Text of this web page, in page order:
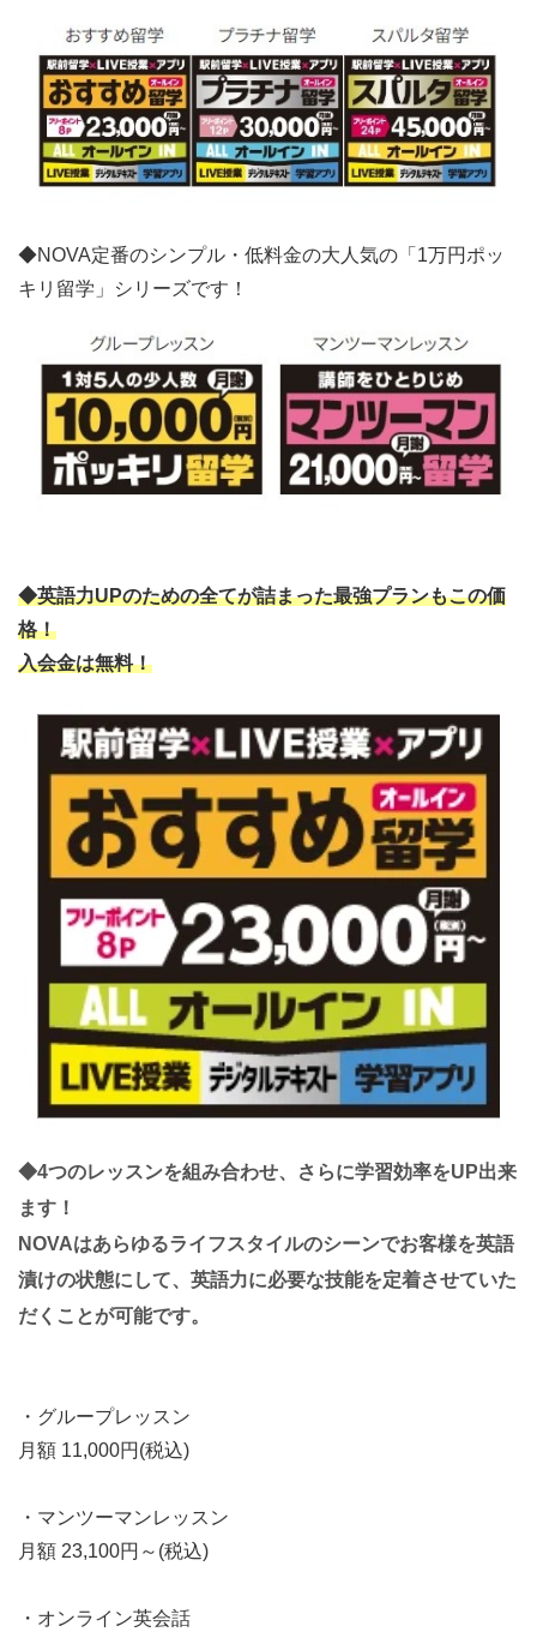
◆NOVA定番のシンプル・低料金の大人気の「1万円ポッ
キリ留学」シリーズです！
◆英語力UPのための全てが詰まった最強プランもこの価
格！
入会金は無料！
◆4つのレッスンを組み合わせ、さらに学習効率をUP出来
ます！
NOVAはあらゆるライフスタイルのシーンでお客様を英語
漬けの状態にして、英語力に必要な技能を定着させていた
だくことが可能です。
・グループレッスン
月額 11,000円(税込)
・マンツーマンレッスン
月額 23,100円～(税込)
・オンライン英会話